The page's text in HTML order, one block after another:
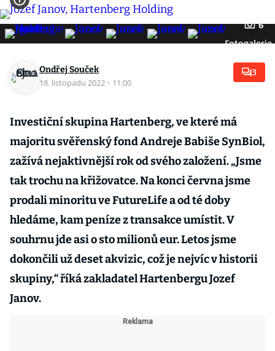
6
Fotogalerie
Ondřej Souček
18. listopadu 2022 · 11:00
3
Investiční skupina Hartenberg, ve které má
majoritu svěřenský fond Andreje Babiše SynBiol,
zažívá nejaktivnější rok od svého založení. „Jsme
tak trochu na křižovatce. Na konci června jsme
prodali minoritu ve FutureLife a od té doby
hledáme, kam peníze z transakce umístit. V
souhrnu jde asi o sto milionů eur. Letos jsme
dokončili už deset akvizic, což je nejvíc v historii
skupiny,“ říká zakladatel Hartenbergu Jozef
Janov.